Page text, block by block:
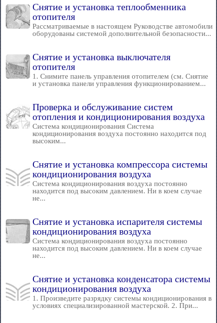
Снятие и установка теплообменника
отопителя
Рассматриваемые в настоящем Руководстве автомобили
оборудованы системой дополнительной безопасности...
Снятие и установка выключателя
отопителя
1. Снимите панель управления отопителем (см. Снятие
и установка панели управления функционированием...
Проверка и обслуживание систем
отопления и кондиционирования воздуха
Система кондиционирования Система
кондиционирования воздуха постоянно находится под
высоким...
Снятие и установка компрессора системы
кондиционирования воздуха
Система кондиционирования воздуха постоянно
находится под высоким давлением. Ни в коем случае
не...
Снятие и установка испарителя системы
кондиционирования воздуха
Система кондиционирования воздуха постоянно
находится под высоким давлением. Ни в коем случае
не...
Снятие и установка конденсатора системы
кондиционирования воздуха
1. Произведите разрядку системы кондиционирования в
условиях специализированной мастерской. 2. При...